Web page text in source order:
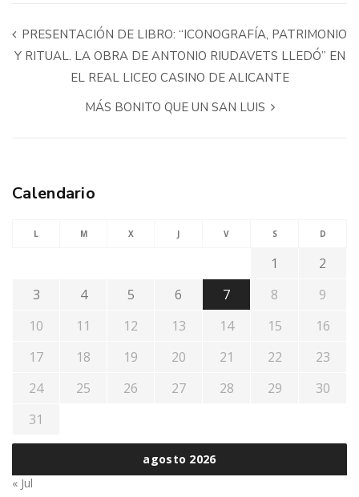
PRESENTACIÓN DE LIBRO: “ICONOGRAFÍA, PATRIMONIO
Y RITUAL. LA OBRA DE ANTONIO RIUDAVETS LLEDÓ” EN
EL REAL LICEO CASINO DE ALICANTE
MÁS BONITO QUE UN SAN LUIS
Calendario
agosto 2026
L M X J V S D
1
2
3
4 5 6 7 8
9
10
11 12 13 14 15
16
17
18 19 20 21 22
23
24
25 26 27 28 29
30
31
« Jul